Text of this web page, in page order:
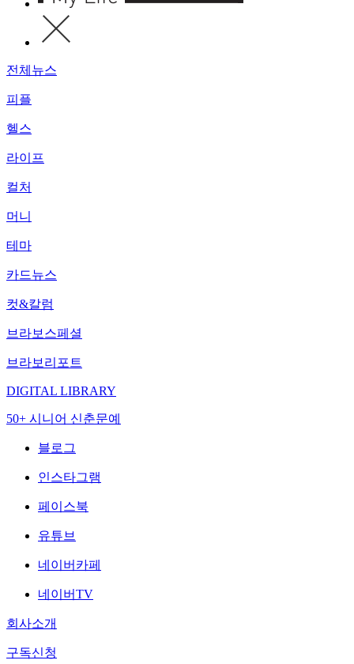
전체뉴스
피플
헬스
라이프
컬처
머니
테마
카드뉴스
컷&칼럼
브라보스페셜
브라보리포트
DIGITAL LIBRARY
50+ 시니어 신춘문예
블로그
인스타그램
페이스북
유튜브
네이버카페
네이버TV
회사소개
구독신청